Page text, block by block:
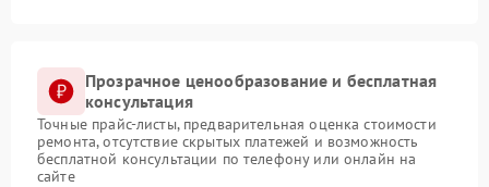
Прозрачное ценообразование и бесплатная
консультация
Точные прайс-листы, предварительная оценка стоимости
ремонта, отсутствие скрытых платежей и возможность
бесплатной консультации по телефону или онлайн на
сайте